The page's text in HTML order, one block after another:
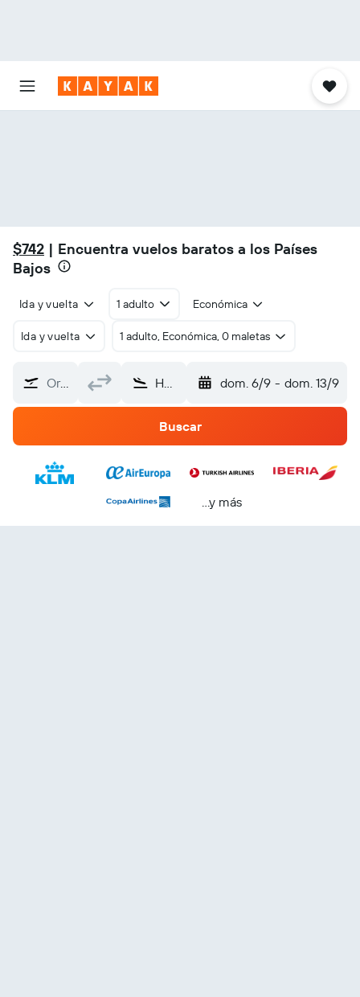
$742 | Encuentra vuelos baratos a los Países
Bajos
Ida y vuelta 1 adulto Económica
Ida y vuelta 1 adulto, Económica, 0 maletas
Origen Holanda dom. 6/9 - dom. 13/9
Buscar
...y más
25s
24s
23s
22s
21s
20s
19s
18s
17s
16s
15s
14s
13s
12s
11s
10s9s8s7s6s5s4s3s2s